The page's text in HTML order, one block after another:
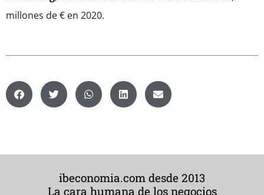
millones de € en 2020.
ibeconomia.com desde 2013
La cara humana de los negocios